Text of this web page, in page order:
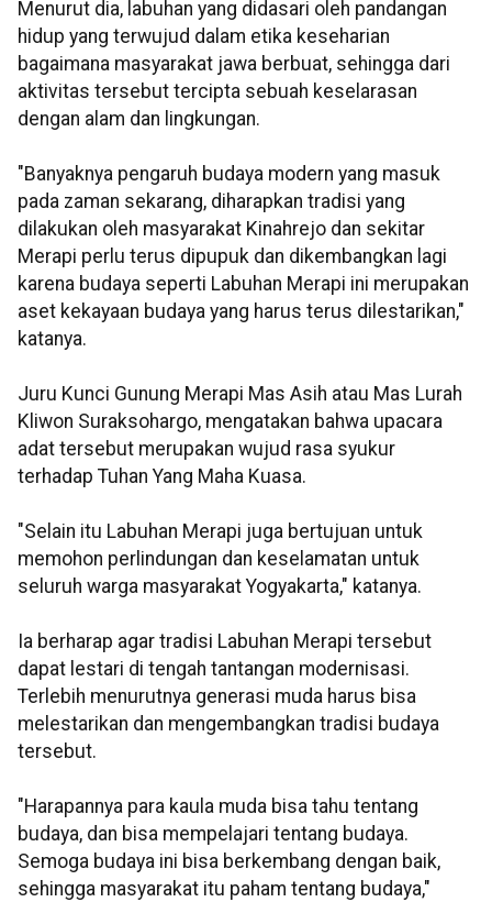
Menurut dia, labuhan yang didasari oleh pandangan
hidup yang terwujud dalam etika keseharian
bagaimana masyarakat jawa berbuat, sehingga dari
aktivitas tersebut tercipta sebuah keselarasan
dengan alam dan lingkungan.
"Banyaknya pengaruh budaya modern yang masuk
pada zaman sekarang, diharapkan tradisi yang
dilakukan oleh masyarakat Kinahrejo dan sekitar
Merapi perlu terus dipupuk dan dikembangkan lagi
karena budaya seperti Labuhan Merapi ini merupakan
aset kekayaan budaya yang harus terus dilestarikan,"
katanya.
Juru Kunci Gunung Merapi Mas Asih atau Mas Lurah
Kliwon Suraksohargo, mengatakan bahwa upacara
adat tersebut merupakan wujud rasa syukur
terhadap Tuhan Yang Maha Kuasa.
"Selain itu Labuhan Merapi juga bertujuan untuk
memohon perlindungan dan keselamatan untuk
seluruh warga masyarakat Yogyakarta," katanya.
Ia berharap agar tradisi Labuhan Merapi tersebut
dapat lestari di tengah tantangan modernisasi.
Terlebih menurutnya generasi muda harus bisa
melestarikan dan mengembangkan tradisi budaya
tersebut.
"Harapannya para kaula muda bisa tahu tentang
budaya, dan bisa mempelajari tentang budaya.
Semoga budaya ini bisa berkembang dengan baik,
sehingga masyarakat itu paham tentang budaya,"